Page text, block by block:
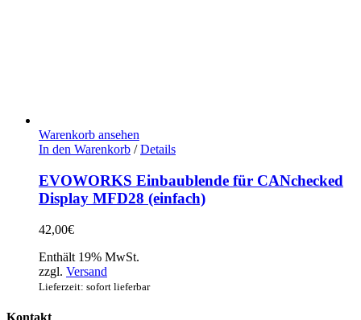
Warenkorb ansehen
In den Warenkorb / Details
EVOWORKS Einbaublende für CANchecked
Display MFD28 (einfach)
42,00€
Enthält 19% MwSt.
zzgl. Versand
Lieferzeit: sofort lieferbar
Kontakt